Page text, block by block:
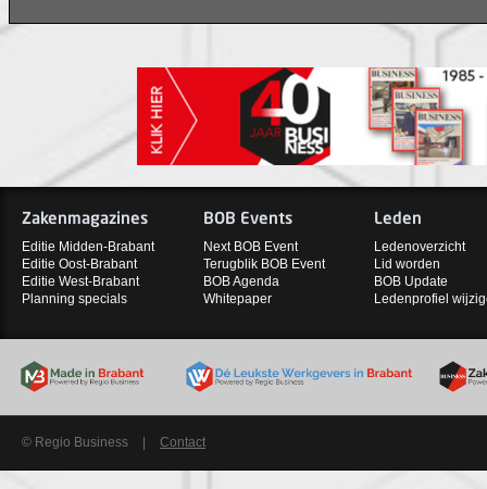
Zakenmagazines
Editie Midden-Brabant
Editie Oost-Brabant
Editie West-Brabant
Planning specials
BOB Events
Next BOB Event
Terugblik BOB Event
BOB Agenda
Whitepaper
Leden
Ledenoverzicht
Lid worden
BOB Update
Ledenprofiel
© Regio Business Contact